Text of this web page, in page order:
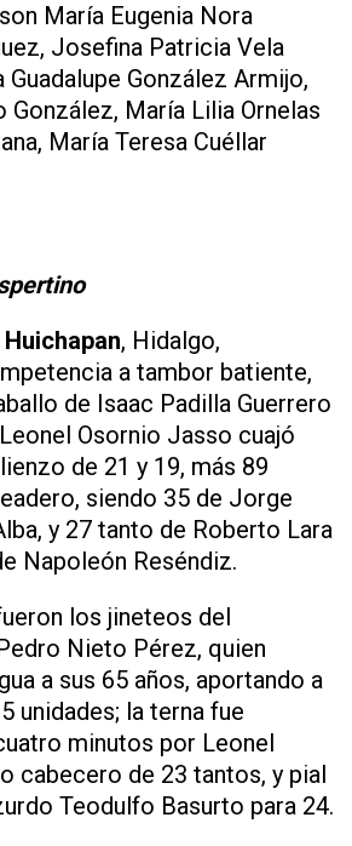
María Eugenia Nora
Josefina Patricia Vela
Guadalupe González Armijo,
González, María Lilia Ornelas
María Teresa Cuéllar
, Hidalgo,
a tambor batiente,
de Isaac Padilla Guerrero
Osornio Jasso cuajó
de 21 y 19, más 89
siendo 35 de Jorge
y 27 tanto de Roberto Lara
Napoleón Reséndiz.
los jineteos del
Nieto Pérez, quien
a sus 65 años, aportando a
unidades; la terna fue
minutos por Leonel
cabecero de 23 tantos, y pial
Teodulfo Basurto para 24.